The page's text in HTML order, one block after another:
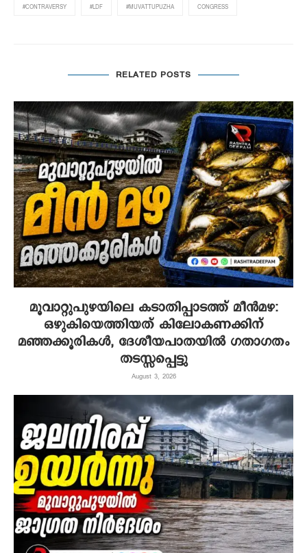
#CONTRAVERSY #LDF #MUVATTUPUZHA CONGRESS
RELATED POSTS
മൂവാറ്റുപുഴയിലെ കടാതിപ്പാടത്ത് മീൻമഴ:
ഒഴുകിയെത്തിയത് കിലോകണക്കിന്
മഞ്ഞക്കൂരികൾ, ദേശീയപാതയിൽ ഗതാഗതം
തടസ്സപ്പെട്ടു
August 3, 2026